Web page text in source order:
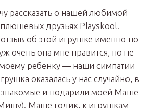
рассказать о нашей любимой
друзьях Playskool.
об этой игрушке именно по
очень она мне нравится, но не
ребенку — наши симпатии
оказалась у нас случайно, в
знакомые и подарили моей Маше
Маше годик, к игрушкам